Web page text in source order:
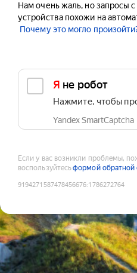
Нам очень жаль, но запросы
устройства похожи на
Почему это могло
Я не робот
Нажмите, чтобы
Yandex SmartCaptcha
Если у вас возникли проблемы,
воспользуйтесьформой обратной
9194271587478456676:1786272764